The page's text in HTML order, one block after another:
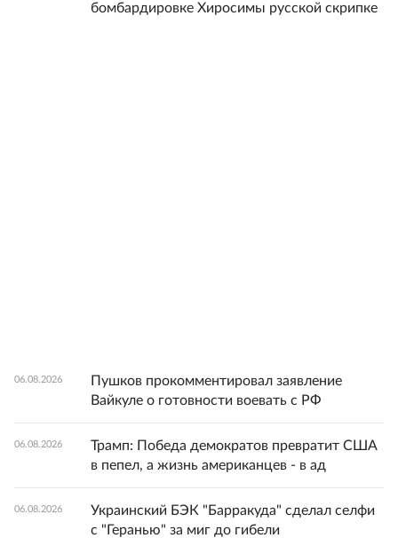
бомбардировке Хиросимы русской скрипке
06.08.2026
Пушков прокомментировал заявление
Вайкуле о готовности воевать с РФ
06.08.2026
Трамп: Победа демократов превратит США
в пепел, а жизнь американцев - в ад
06.08.2026
Украинский БЭК "Барракуда" сделал селфи
с "Геранью" за миг до гибели